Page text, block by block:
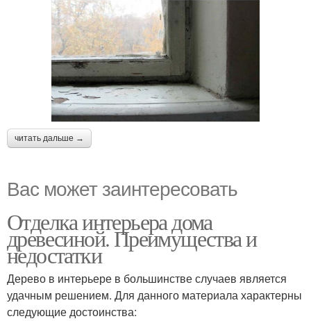
читать дальше →
Вас может заинтересовать
Отделка интерьера дома
древесиной. Преимущества и
недостатки
Дерево в интерьере в большинстве случаев является
удачным решением. Для данного материала характерны
следующие достоинства: